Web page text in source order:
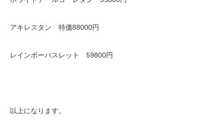
アキレスタン 特価88000円
レインボーバスレット 59800円
以上になります。